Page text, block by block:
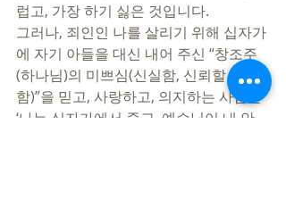
럽고, 가장 하기 싫은 것입니다.
그러나, 죄인인 나를 살리기 위해 십자가
에 자기 아들을 대신 내어 주신 “창조주
(하나님)의 미쁘심(신실함, 신뢰할 만
함)”을 믿고, 사랑하고, 의지하는 사람은
‘나는 십자가에서 죽고, 예수님이 내 안